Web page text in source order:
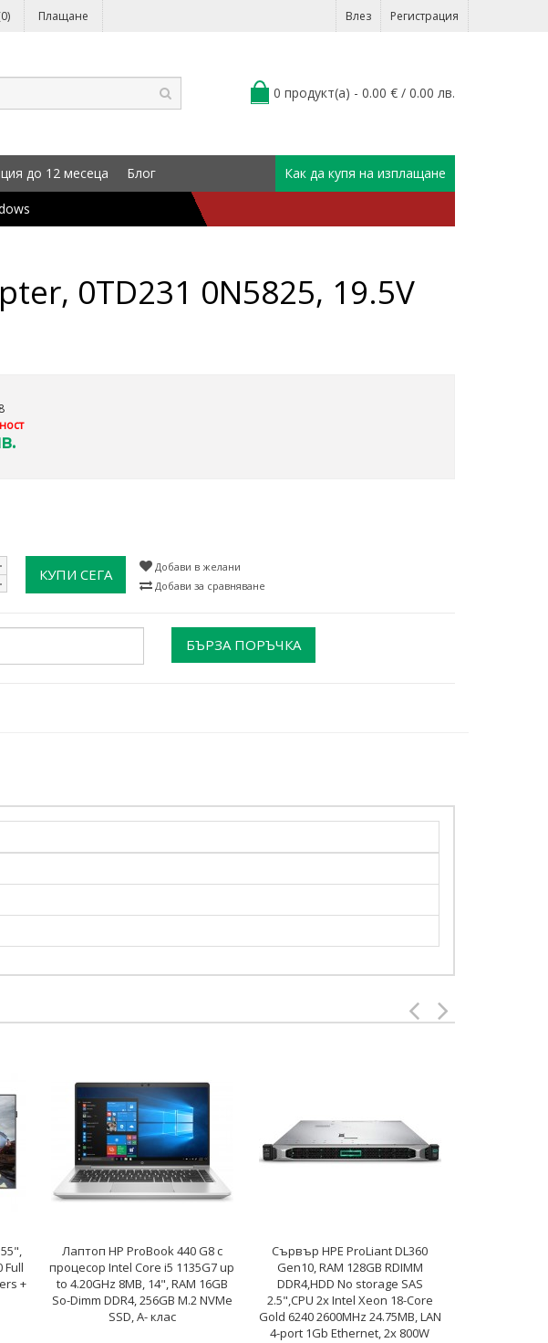
Плащане Влез Регистрация
0 продукт(а) - 0.00 € / 0.00 лв.
до 12 месеца Блог Как да купя на изплащане
0TD231 0N5825, 19.5V
КУПИ СЕГА
Добави в желани
Добави за сравняване
БЪРЗА ПОРЪЧКА
Full
+
Лаптоп HP ProBook 440 G8 с
процесор Intel Core i5 1135G7 up
to 4.20GHz 8MB, 14", RAM 16GB
So-Dimm DDR4, 256GB M.2 NVMe
SSD, A- клас
Сървър HPE ProLiant DL360
Gen10, RAM 128GB RDIMM
DDR4,HDD No storage SAS
2.5",CPU 2x Intel Xeon 18-Core
Gold 6240 2600MHz 24.75MB, LAN
4-port 1Gb Ethernet, 2x 800W